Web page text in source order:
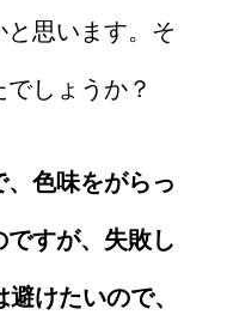
思います。そ
しょうか？
色味をがらっ
すが、失敗し
けたいので、